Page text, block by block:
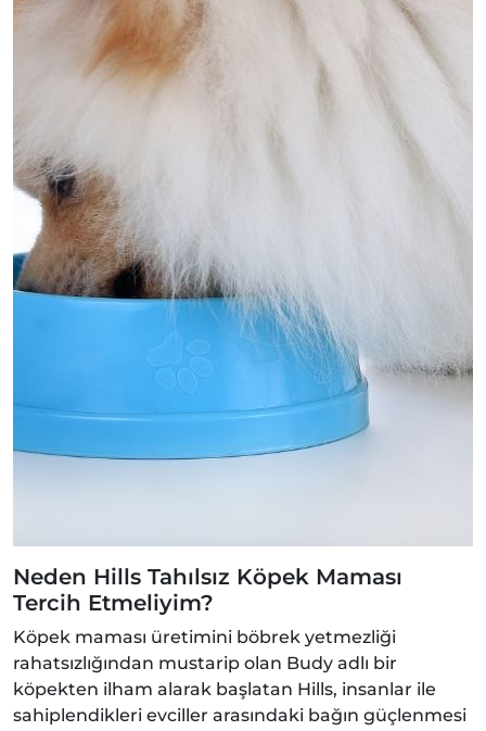
Neden Hills Tahılsız Köpek Maması
Tercih Etmeliyim?
Köpek maması üretimini böbrek yetmezliği
rahatsızlığından mustarip olan Budy adlı bir
köpekten ilham alarak başlatan Hills, insanlar ile
sahiplendikleri evciller arasındaki bağın güçlenmesi